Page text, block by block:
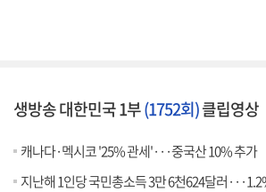
생방송 대한민국 1부(1752회)클립영상
캐나다·멕시코 '25% 관세'···중국산 10% 추가
지난해 1인당 국민총소득 3만 6천624달러